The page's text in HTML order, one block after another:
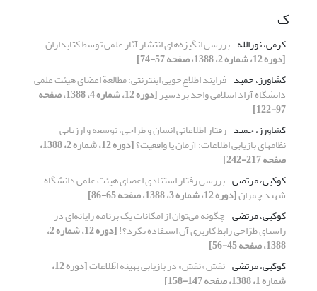
ک
کرمی، نورالله بررسی انگیزه‌‌های انتشار آثار علمی توسط کتابداران
[دوره 12، شماره 2، 1388، صفحه 57-74]
کشاورز، حمید فرایند اطلاع‌جویی اینترنتی: مطالعة اعضای هیئت علمی
دانشگاه آزاد اسلامی واحد بردسیر [دوره 12، شماره 4، 1388، صفحه
97-122]
کشاورز، حمید رفتار اطلاعاتی انسان و طراحی،‌ توسعه و ارزیابی
نظامهای بازیابی اطلاعات: آرمان یا واقعیت؟ [دوره 12، شماره 2، 1388،
صفحه 217-242]
کوکبی، مرتضی بررسی رفتار استنادی اعضای هیئت علمی دانشگاه
شهید چمران[دوره 12، شماره 3، 1388، صفحه 65-86]
کوکبی، مرتضی چگونه می‌توان از امکانات یک برنامه رایانه‌ای در
راستای طرّاحی رابط کاربری آن استفاده نکرد؟! [دوره 12، شماره 2،
1388، صفحه 45-56]
کوکبی، مرتضی نقش «نقش» در بازیابی بهینة اطّلاعات [دوره 12،
شماره 1، 1388، صفحه 147-158]